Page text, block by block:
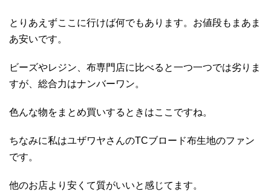
とりあえずここに行けば何でもあります。お値段もまあま
あ安いです。
ビーズやレジン、布専門店に比べると一つ一つでは劣りま
すが、総合力はナンバーワン。
色んな物をまとめ買いするときはここですね。
ちなみに私はユザワヤさんのTCブロード布生地のファン
です。
他のお店より安くて質がいいと感じてます。